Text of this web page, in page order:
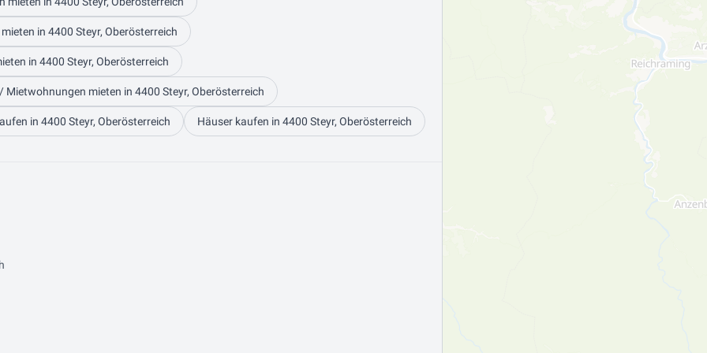
in 4400 Steyr, Oberösterreich
in 4400 Steyr, Oberösterreich
Mietwohnungen mieten in 4400 Steyr, Oberösterreich
in 4400 Steyr, Oberösterreich Häuser kaufen in 4400 Steyr, Oberösterreich